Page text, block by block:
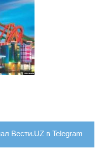
Вести.UZ в Telegram